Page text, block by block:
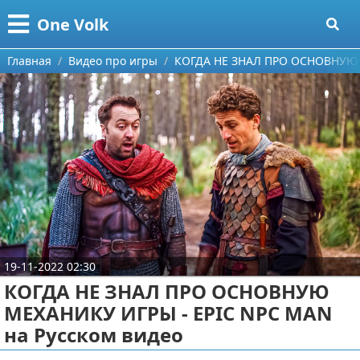
One Volk
Меню
Главная
Категории
Видео приколы
Видео про игры
Видео про автомобили
Ремонт автомобиля
Видео про путешествия
Тест-драйв
aliexpress
ebay
Поиск
О проекте
Контакты
Сотрудничество
Размещение рекламы
Для правообладателей
Условия предоставления информации
Главная Видео про игры КОГДА НЕ ЗНАЛ ПРО ОСНОВНУЮ
19-11-2022 02:30
КОГДА НЕ ЗНАЛ ПРО ОСНОВНУЮ
МЕХАНИКУ ИГРЫ - EPIC NPC MAN
на Русском видео